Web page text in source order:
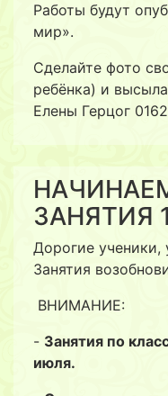
Работы будут
мир».
Сделайте фото
ребёнка) и
Елены Герцог
ЗАНЯТИЯ
Дорогие
Занятия
ВНИМАНИЕ:
- Занятия по
июля.